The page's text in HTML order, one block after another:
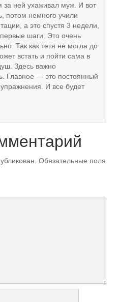
за ней ухаживал муж. И вот
потом немного учили
а это спустя 3 недели,
шаги. Это очень
Так как тетя не могла до
встать и пойти сама в
Здесь важно
Главное — это постоянный
И все будет
Обязательные поля